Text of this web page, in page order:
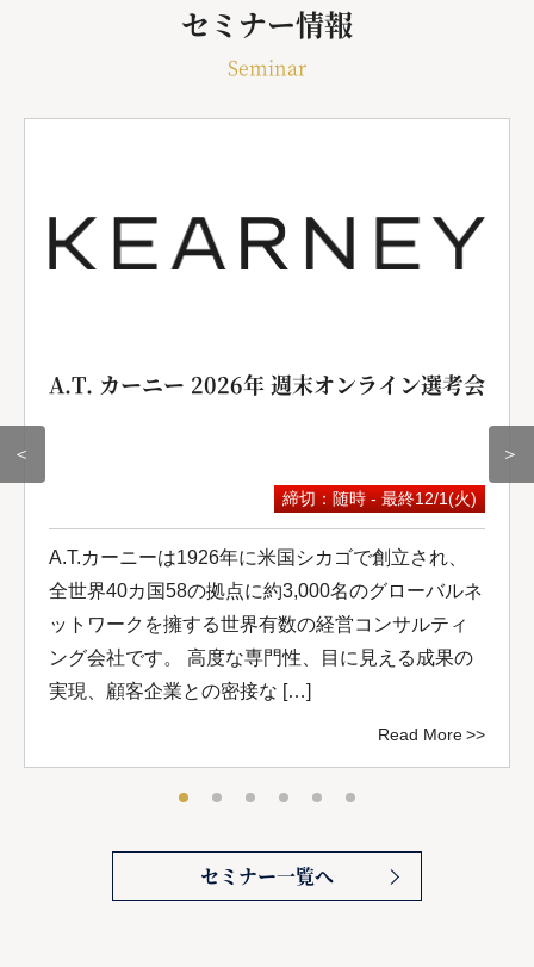
セミナー情報
Seminar
＜
A.T. カーニー 2026年 週末オンライン選考会
締切：随時 - 最終12/1(火)
A.T.カーニーは1926年に米国シカゴで創立され、
全世界40カ国58の拠点に約3,000名のグローバルネ
ットワークを擁する世界有数の経営コンサルティ
ング会社です。 高度な専門性、目に見える成果の
実現、顧客企業との密接な […]
Read More
＞
セミナー一覧へ